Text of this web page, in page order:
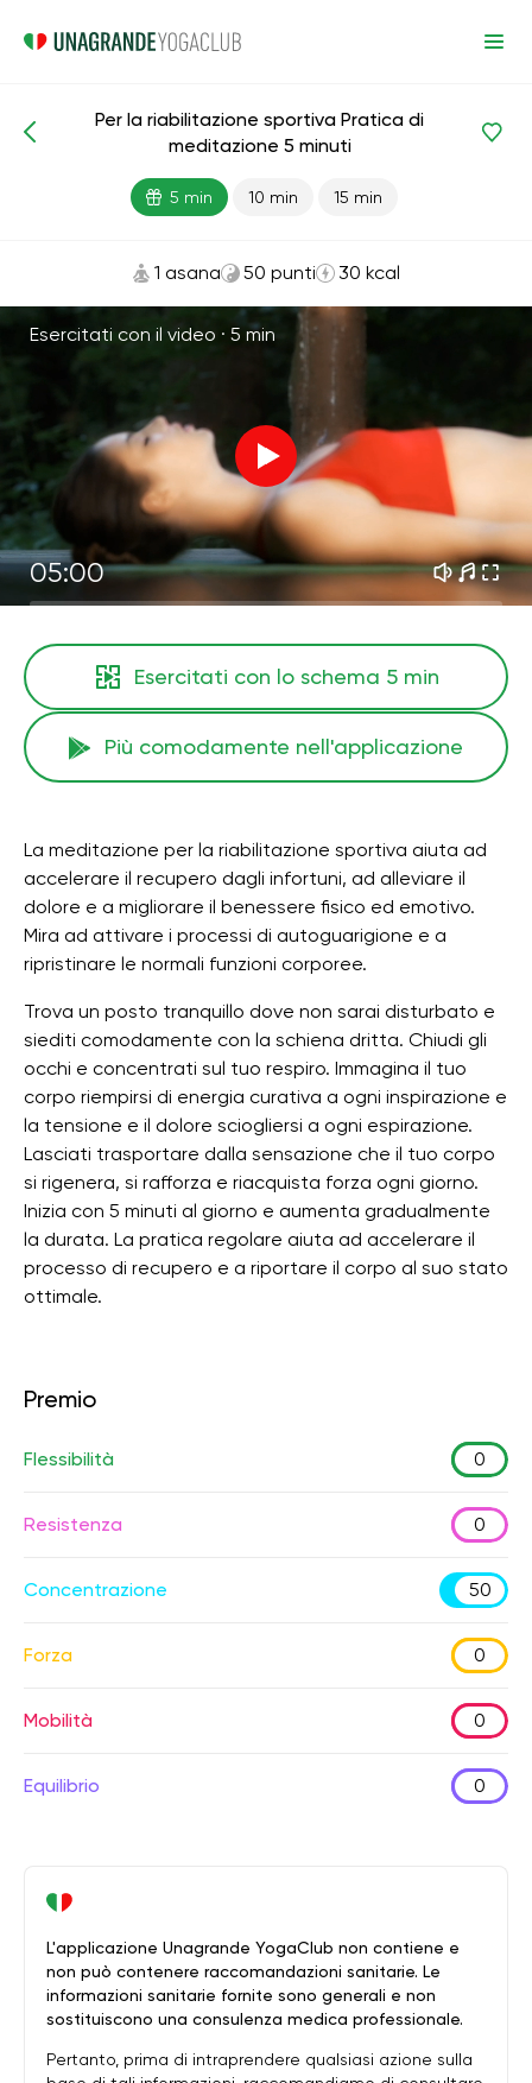
Meditazioni e respirazione Sport Riabilitazione
Per la riabilitazione sportiva Pratica di
meditazione 5 minuti
5 min 10 min 15 min
1 asana 50 punti 30 kcal
Esercitati con il video · 5 min
05:00
Esercitati con lo schema 5 min
Più comodamente nell'applicazione
La meditazione per la riabilitazione sportiva aiuta ad
accelerare il recupero dagli infortuni, ad alleviare il
dolore e a migliorare il benessere fisico ed emotivo.
Mira ad attivare i processi di autoguarigione e a
ripristinare le normali funzioni corporee.
Trova un posto tranquillo dove non sarai disturbato e
siediti comodamente con la schiena dritta. Chiudi gli
occhi e concentrati sul tuo respiro. Immagina il tuo
corpo riempirsi di energia curativa a ogni inspirazione e
la tensione e il dolore sciogliersi a ogni espirazione.
Lasciati trasportare dalla sensazione che il tuo corpo
si rigenera, si rafforza e riacquista forza ogni giorno.
Inizia con 5 minuti al giorno e aumenta gradualmente
la durata. La pratica regolare aiuta ad accelerare il
processo di recupero e a riportare il corpo al suo stato
ottimale.
Premio
Flessibilità 0
Resistenza 0
Concentrazione 50
Forza 0
Mobilità 0
Equilibrio 0
L'applicazione Unagrande YogaClub non contiene e
non può contenere raccomandazioni sanitarie. Le
informazioni sanitarie fornite sono generali e non
sostituiscono una consulenza medica professionale.
Pertanto, prima di intraprendere qualsiasi azione sulla